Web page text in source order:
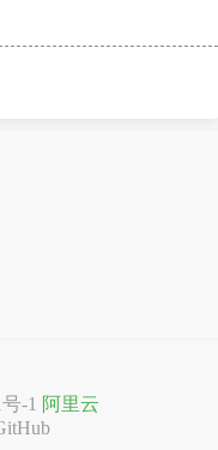
-1 阿里云